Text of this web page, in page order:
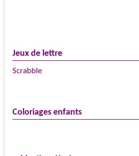
Jeux de lettre
Scrabble
Coloriages enfants